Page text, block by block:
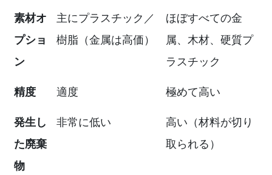
素材オ
プショ
ン
主にプラスチック／
樹脂（金属は高価）
ほぼすべての金
属、木材、硬質プ
ラスチック
精度 適度 極めて高い
発生し
た廃棄
物
非常に低い
高い（材料が切り
取られる）